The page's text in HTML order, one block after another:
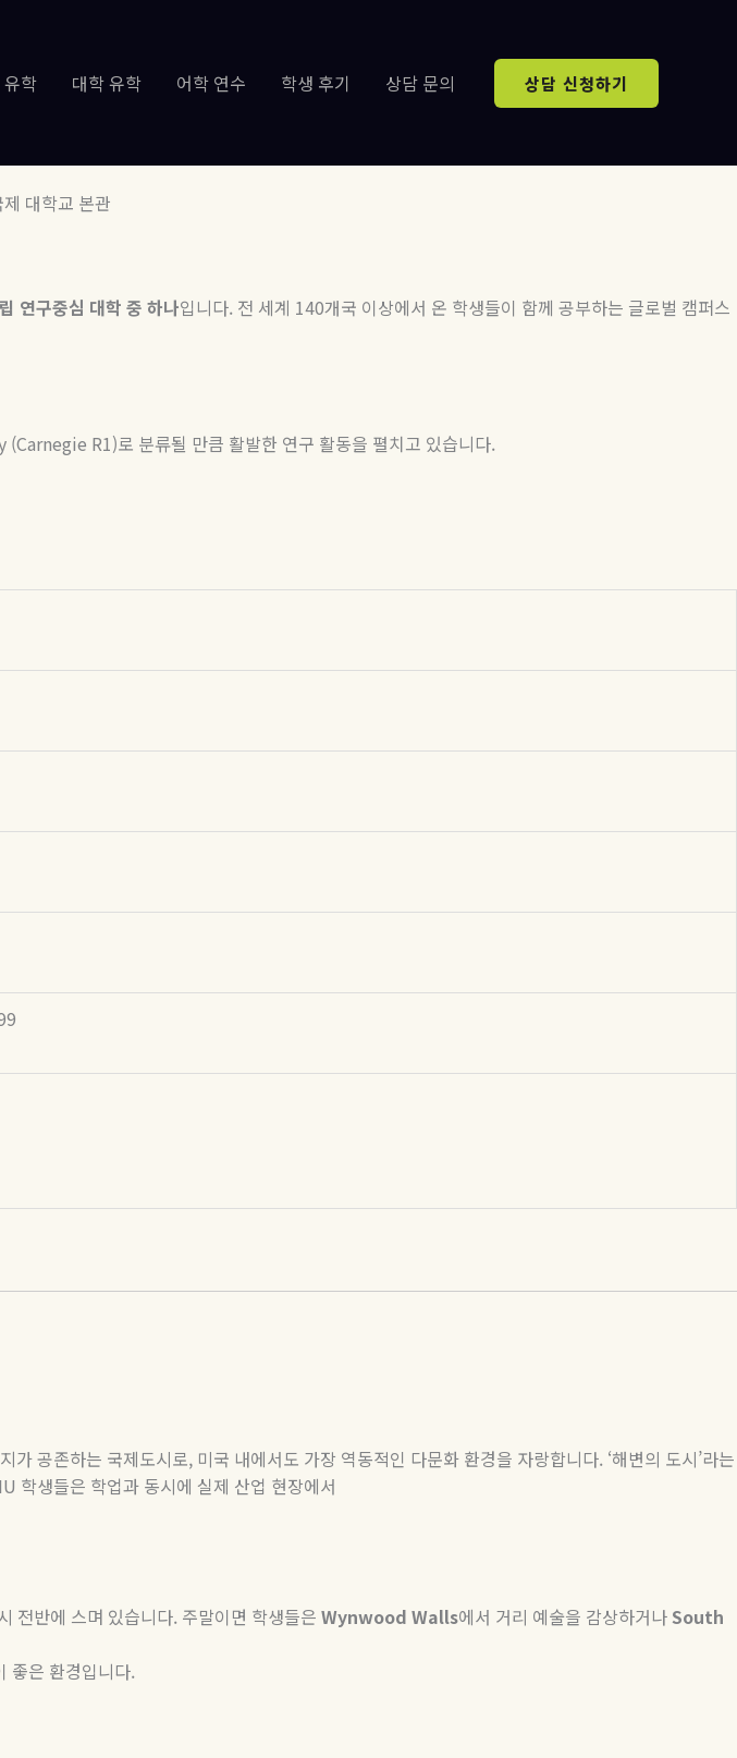
유학 대학 유학 어학 연수 학생 후기 상담 문의 상담 신청하기
연구중심 대학 중 하나입니다. 전 세계 140개국 이상에서 온 학생들이 함께 공부하는 글로벌 캠퍼스
(Carnegie R1)로 분류될 만큼 활발한 연구 활동을 펼치고 있습니다.
가 공존하는 국제도시로, 미국 내에서도 가장 역동적인 다문화 환경을 자랑합니다. ‘해변의 도시’라는
학생들은 학업과 동시에 실제 산업 현장에서
전반에 스며 있습니다. 주말이면 학생들은 Wynwood Walls에서 거리 예술을 감상하거나South
좋은 환경입니다.